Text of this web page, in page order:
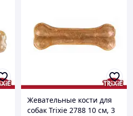
Жевательные кости для
собак Trixie 2788 10 см, 3